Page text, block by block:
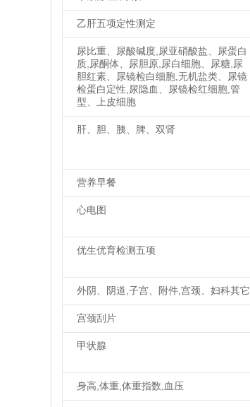
乙肝五项定性测定
尿比重、尿酸碱度,尿亚硝酸盐、尿蛋白
质,尿酮体、尿胆原,尿白细胞、尿糖,尿
胆红素、尿镜检白细胞,无机盐类、尿镜
检蛋白定性,尿隐血、尿镜检红细胞,管
型、上皮细胞
肝、胆、胰、脾、双肾
营养早餐
心电图
优生优育检测五项
外阴、阴道,子宫、附件,宫颈、妇科其它
宫颈刮片
甲状腺
身高,体重,体重指数,血压